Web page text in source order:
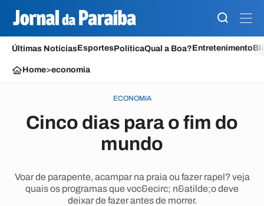
Últimas NotíciasEsportesPolíticaQual a Boa?Entretenimento
Home>economia
ECONOMIA
Cinco dias para o fim do
mundo
Voar de parapente, acampar na praia ou fazer rapel? veja
quais os programas que voc&ecirc; n&atilde;o deve
deixar de fazer antes de morrer.